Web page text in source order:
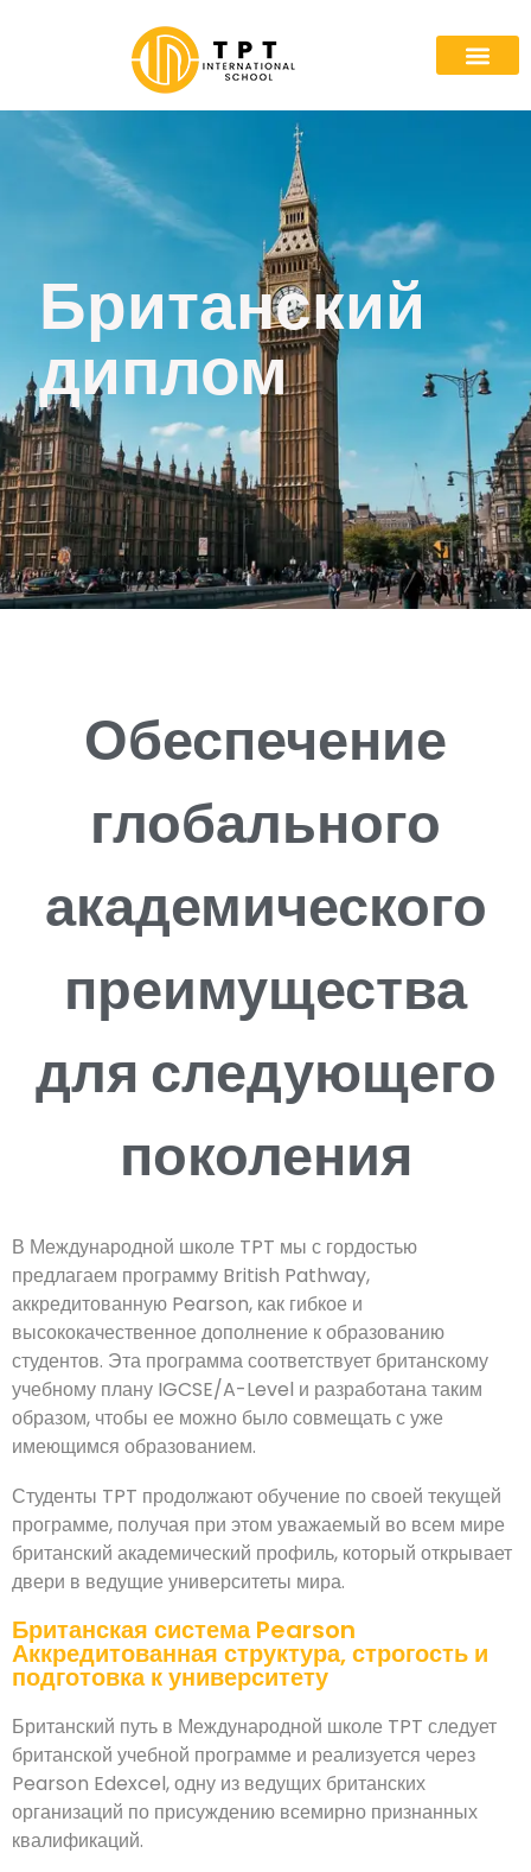
Британский
диплом
Обеспечение
глобального
академического
преимущества
для следующего
поколения
В Международной школе TPT мы с гордостью
предлагаем программу British Pathway,
аккредитованную Pearson, как гибкое и
высококачественное дополнение к образованию
студентов. Эта программа соответствует британскому
учебному плану IGCSE/A-Level и разработана таким
образом, чтобы ее можно было совмещать с уже
имеющимся образованием.
Студенты TPT продолжают обучение по своей текущей
программе, получая при этом уважаемый во всем мире
британский академический профиль, который открывает
двери в ведущие университеты мира.
Британская система Pearson
Аккредитованная структура, строгость и
подготовка к университету
Британский путь в Международной школе TPT следует
британской учебной программе и реализуется через
Pearson Edexcel, одну из ведущих британских
организаций по присуждению всемирно признанных
квалификаций.